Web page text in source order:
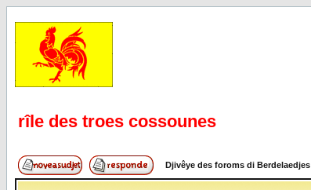
rîle des troes cossounes
Djivêye des foroms di Berdelaedjes